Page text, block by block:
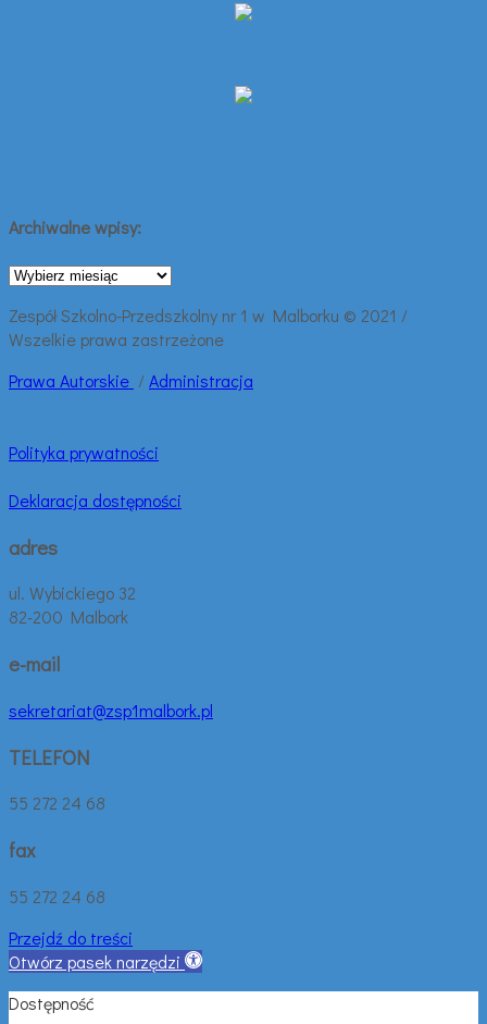
Archiwalne wpisy:
Archiwalne
Zespół Szkolno-Przedszkolny nr 1 w Malborku © 2021 /
Wszelkie prawa zastrzeżone
Prawa Autorskie /Administracja
Polityka prywatności
Deklaracja dostępności
adres
ul. Wybickiego 32
82-200 Malbork
e-mail
sekretariat@zsp1malbork.pl
TELEFON
55 272 24 68
fax
55 272 24 68
Przejdź do treści
Otwórz pasek narzędzi
Dostępność